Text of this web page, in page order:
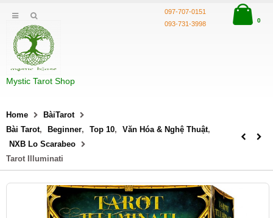
Mystic Tarot Shop
097-707-0151
093-731-3998
0
Home
BàiTarot
Bài Tarot, Beginner, Top 10, Văn Hóa & Nghệ Thuật,
NXB Lo Scarabeo
Tarot Illuminati